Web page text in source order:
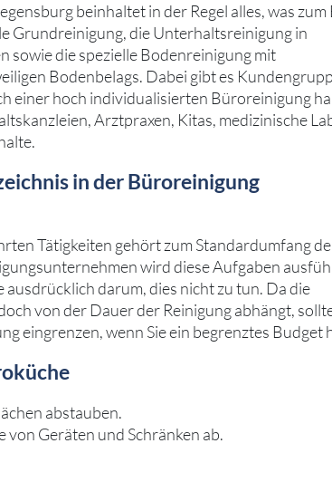
beinhaltet in der Regel alles, was zum
Grundreinigung, die Unterhaltsreinigung in
sowie die spezielle Bodenreinigung mit
Bodenbelags. Dabei gibt es
einer hoch individualisierten Büroreinigung
Arztpraxen, Kitas, medizinische
in der Büroreinigung
Tätigkeiten gehört zum Standardumfang
wird diese Aufgaben
ausdrücklich darum, dies nicht zu tun. Da die
von der Dauer der Reinigung abhängt,
eingrenzen, wenn Sie ein begrenztes Budget
abstauben.
Geräten und Schränken ab.